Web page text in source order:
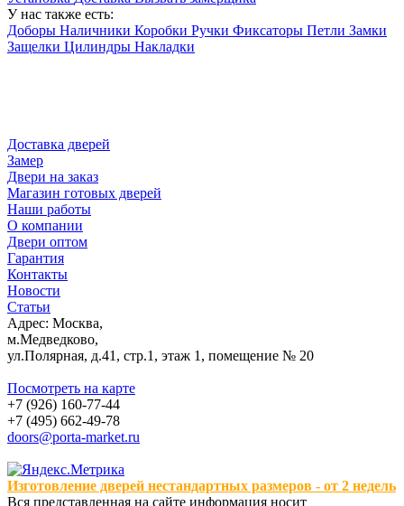
У нас также есть:
Доборы Наличники Коробки Ручки Фиксаторы Петли Замки
Защелки Цилиндры Накладки
Доставка дверей
Замер
Двери на заказ
Магазин готовых дверей
Наши работы
О компании
Двери оптом
Гарантия
Контакты
Новости
Статьи
Адрес: Москва,
м.Медведково,
ул.Полярная, д.41, стр.1, этаж 1, помещение № 20
Посмотреть на карте
+7 (926) 160-77-44
+7 (495) 662-49-78
doors@porta-market.ru
Изготовление дверей нестандартных размеров - от 2 недель
Вся представленная на сайте информация носит